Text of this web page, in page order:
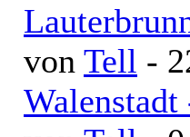
von Tell -